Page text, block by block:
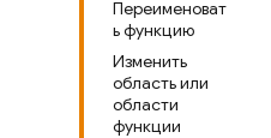
Переименоват
ь функцию
Изменить
область или
области
функции